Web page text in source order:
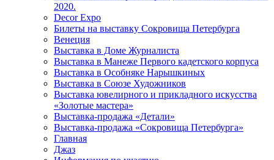
2020.
Decor Expo
Билеты на выставку Сокровища Петербурга
Венеция
Выставка в Доме Журналиста
Выставка в Манеже Первого кадетского корпуса
Выставка в Особняке Нарышкиных
Выставка в Союзе Художников
Выставка ювелирного и прикладного искусства
«Золотые мастера»
Выставка-продажа «Детали»
Выставка-продажа «Сокровища Петербурга»
Главная
Джаз